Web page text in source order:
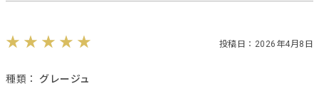
投稿日：2026年4月8日
種類： グレージュ